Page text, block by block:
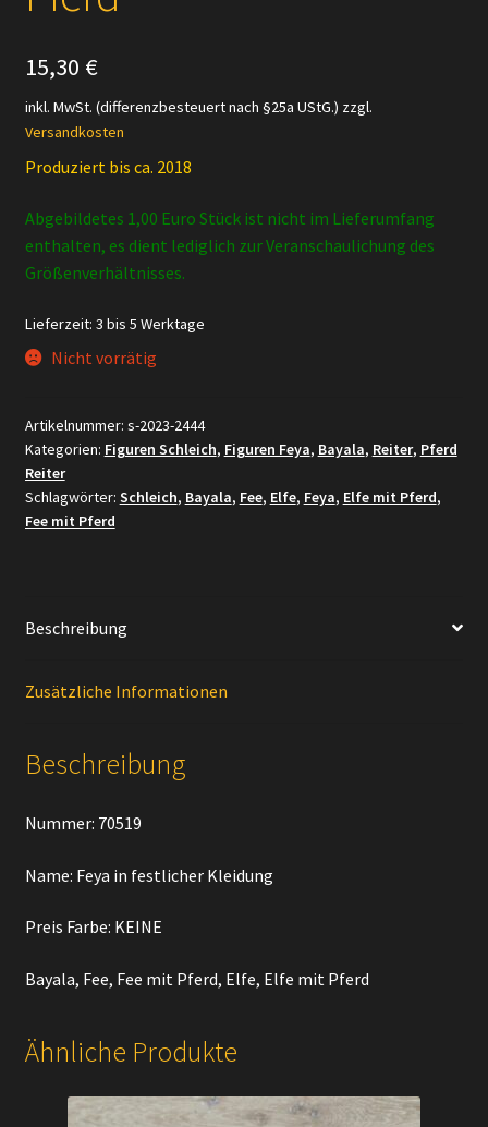
15,30 €
inkl. MwSt. (differenzbesteuert nach §25a UStG.) zzgl.
Versandkosten
Produziert bis ca. 2018
Abgebildetes 1,00 Euro Stück ist nicht im Lieferumfang
enthalten, es dient lediglich zur Veranschaulichung des
Größenverhältnisses.
Lieferzeit: 3 bis 5 Werktage
Nicht vorrätig
Artikelnummer: s-2023-2444
Kategorien: Figuren Schleich, Figuren Feya, Bayala, Reiter, Pferd
Reiter
Schlagwörter: Schleich, Bayala, Fee, Elfe, Feya, Elfe mit Pferd,
Fee mit Pferd
Beschreibung
Zusätzliche Informationen
Beschreibung
Nummer: 70519
Name: Feya in festlicher Kleidung
Preis Farbe: KEINE
Bayala, Fee, Fee mit Pferd, Elfe, Elfe mit Pferd
Ähnliche Produkte